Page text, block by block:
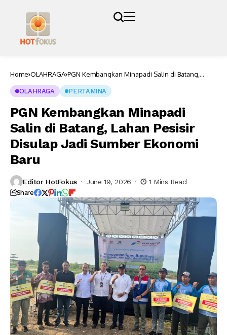
Home OLAHRAGA PGN Kembangkan Minapadi Salin di Batang,
OLAHRAGA PERTAMINA
PGN Kembangkan Minapadi
Salin di Batang, Lahan Pesisir
Disulap Jadi Sumber Ekonomi
Baru
Editor HotFokus June 19, 2026 1 Mins Read
Share